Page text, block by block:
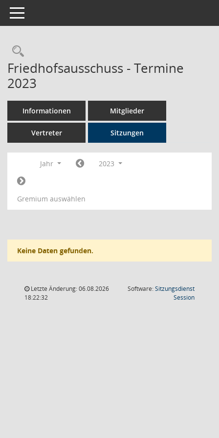
Toggle navigation
Rechercheauswahl
Friedhofsausschuss - Termine
2023
Informationen Mitglieder
Vertreter Sitzungen
Jahr 2023
Gremium auswählen
Keine Daten gefunden.
Letzte Änderung: 06.08.2026
18:22:32
Software:Sitzungsdienst
Session(Wird in